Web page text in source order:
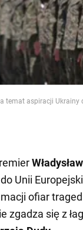
temat aspiracji Ukrainy
Unii
ofiar
zgadza się z